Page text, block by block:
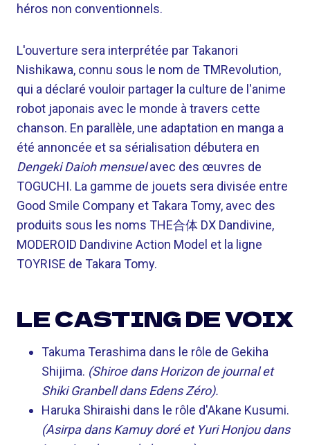
héros non conventionnels.
L'ouverture sera interprétée par Takanori
Nishikawa, connu sous le nom de TMRevolution,
qui a déclaré vouloir partager la culture de l'anime
robot japonais avec le monde à travers cette
chanson. En parallèle, une adaptation en manga a
été annoncée et sa sérialisation débutera en
Dengeki Daioh mensuelavec des œuvres de
TOGUCHI. La gamme de jouets sera divisée entre
Good Smile Company et Takara Tomy, avec des
produits sous les noms THE合体 DX Dandivine,
MODEROID Dandivine Action Model et la ligne
TOYRISE de Takara Tomy.
LE CASTING DE VOIX
Takuma Terashima dans le rôle de Gekiha
Shijima. (Shiroe dansHorizon de journalet
Shiki Granbell dansEdens Zéro).
Haruka Shiraishi dans le rôle d'Akane Kusumi.
(Asirpa dansKamuy doréet Yuri Honjou dans